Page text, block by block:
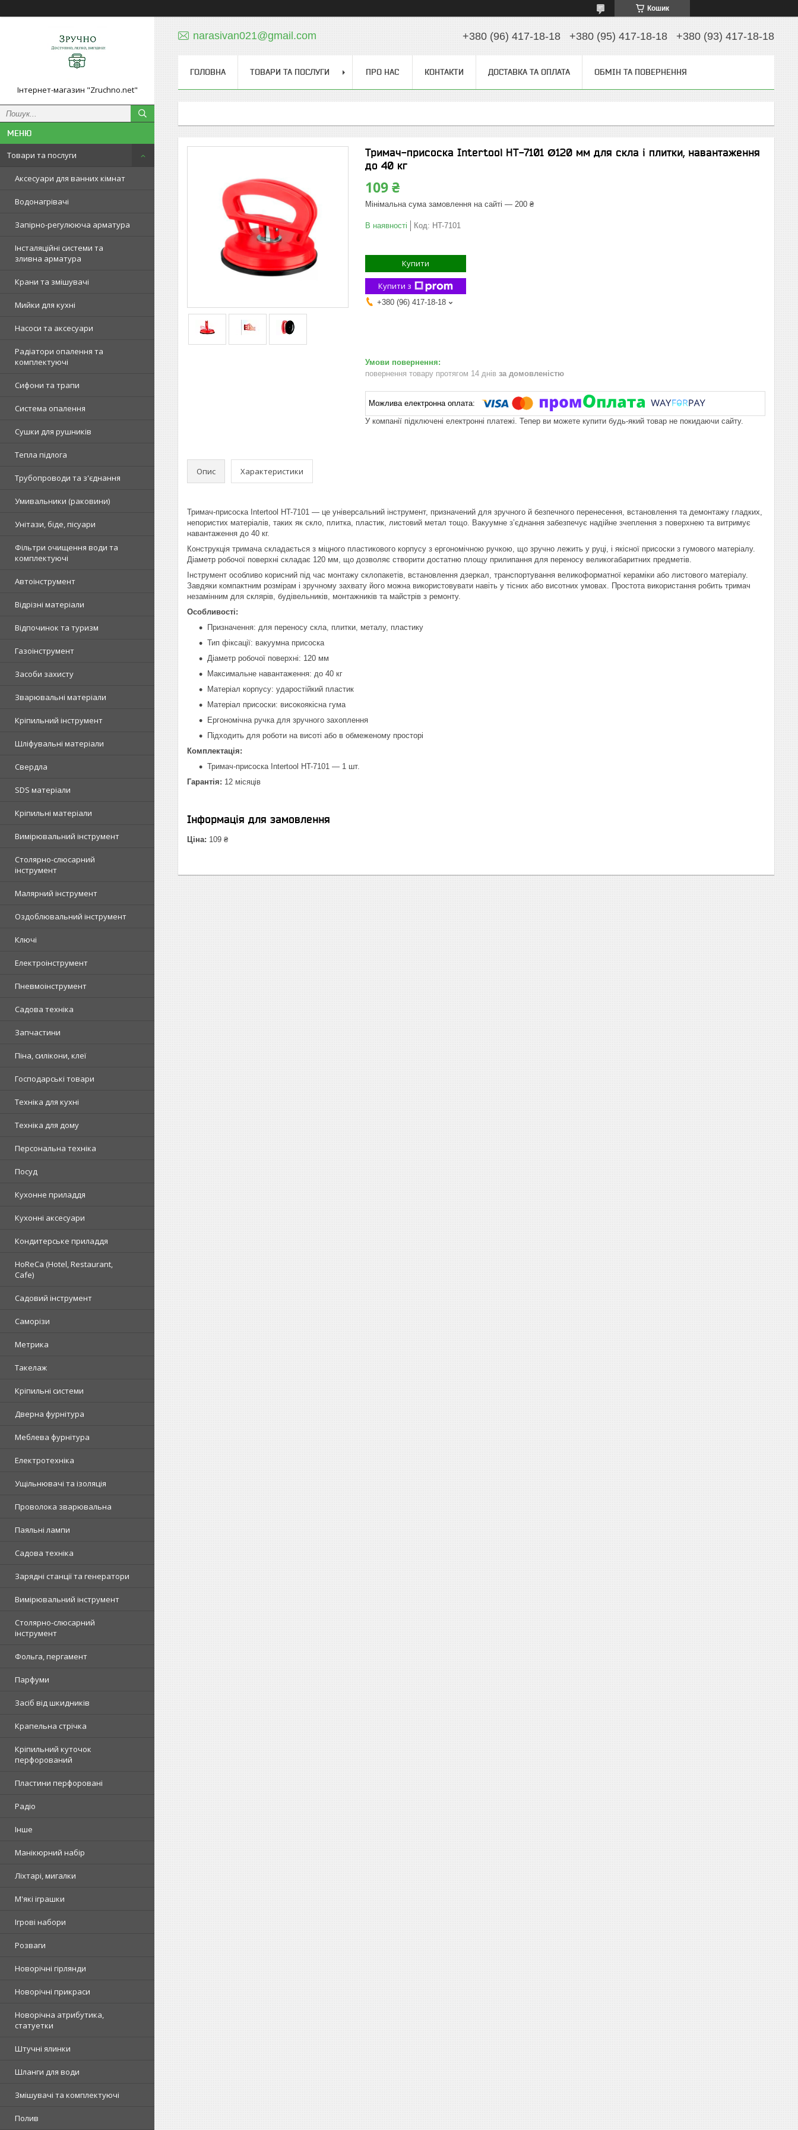
Кошик
Інтернет-магазин "Zruchno.net"
Товари та послуги
Аксесуари для ванних кімнат
Водонагрівачі
Запірно-регулююча арматура
Інсталяційні системи та
зливна арматура
Крани та змішувачі
Мийки для кухні
Насоси та аксесуари
Радіатори опалення та
комплектуючі
Сифони та трапи
Система опалення
Сушки для рушників
Тепла підлога
Трубопроводи та з'єднання
Умивальники (раковини)
Унітази, біде, пісуари
Фільтри очищення води та
комплектуючі
Автоінструмент
Відрізні матеріали
Відпочинок та туризм
Газоінструмент
Засоби захисту
Зварювальні матеріали
Кріпильний інструмент
Шліфувальні матеріали
Свердла
SDS матеріали
Кріпильні матеріали
Вимірювальний інструмент
Столярно-слюсарний
інструмент
Малярний інструмент
Оздоблювальний інструмент
Ключі
Електроінструмент
Пневмоінструмент
Садова техніка
Запчастини
Піна, силікони, клеї
Господарські товари
Техніка для кухні
Техніка для дому
Персональна техніка
Посуд
Кухонне приладдя
Кухонні аксесуари
Кондитерське приладдя
HoReCa (Hotel, Restaurant,
Cafe)
Садовий інструмент
Саморізи
Метрика
Такелаж
Кріпильні системи
Дверна фурнітура
Меблева фурнітура
Електротехніка
Ущільнювачі та ізоляція
Проволока зварювальна
Паяльні лампи
Садова техніка
Зарядні станції та генератори
Вимірювальний інструмент
Столярно-слюсарний
інструмент
Фольга, пергамент
Парфуми
Засіб від шкидників
Крапельна стрічка
Кріпильний куточок
перфорований
Пластини перфоровані
Радіо
Інше
Манікюрний набір
Ліхтарі, мигалки
М'які іграшки
Ігрові набори
Розваги
Новорічні гірлянди
Новорічні прикраси
Новорічна атрибутика,
статуетки
Штучні ялинки
Шланги для води
Змішувачі та комплектуючі
Полив
narasivan021@gmail.com +380 (96) 417-18-18 +380 (95) 417-18-18 +380 (93) 417-18-18
ГОЛОВНА ТОВАРИ ТА ПОСЛУГИ ПРО НАС КОНТАКТИ ДОСТАВКА ТА ОПЛАТА ОБМІН ТА ПОВЕРНЕННЯ
Тримач-присоска Intertool HT-7101 Ø120 мм для скла і плитки, навантаження
до 40 кг
109 ₴
Мінімальна сума замовлення на сайті — 200 ₴
В наявності Код: HT-7101
Купити
Купити з
+380 (96) 417-18-18
повернення товару протягом 14 днів за домовленістю
У компанії підключені електронні платежі. Тепер ви можете купити будь-який товар не покидаючи сайту.
Опис Характеристики
Тримач-присоска Intertool HT-7101 — це універсальний інструмент, призначений для зручного й безпечного перенесення, встановлення та демонтажу гладких,
непористих матеріалів, таких як скло, плитка, пластик, листовий метал тощо. Вакуумне з’єднання забезпечує надійне зчеплення з поверхнею та витримує
навантаження до 40 кг.
Конструкція тримача складається з міцного пластикового корпусу з ергономічною ручкою, що зручно лежить у руці, і якісної присоски з гумового матеріалу.
Діаметр робочої поверхні складає 120 мм, що дозволяє створити достатню площу прилипання для переносу великогабаритних предметів.
Інструмент особливо корисний під час монтажу склопакетів, встановлення дзеркал, транспортування великоформатної кераміки або листового матеріалу.
Завдяки компактним розмірам і зручному захвату його можна використовувати навіть у тісних або висотних умовах. Простота використання робить тримач
незамінним для склярів, будівельників, монтажників та майстрів з ремонту.
Особливості:
Призначення: для переносу скла, плитки, металу, пластику
Тип фіксації: вакуумна присоска
Діаметр робочої поверхні: 120 мм
Максимальне навантаження: до 40 кг
Матеріал корпусу: ударостійкий пластик
Матеріал присоски: високоякісна гума
Ергономічна ручка для зручного захоплення
Підходить для роботи на висоті або в обмеженому просторі
Комплектація:
Тримач-присоска Intertool HT-7101 — 1 шт.
Гарантія: 12 місяців
Інформація для замовлення
Ціна: 109 ₴